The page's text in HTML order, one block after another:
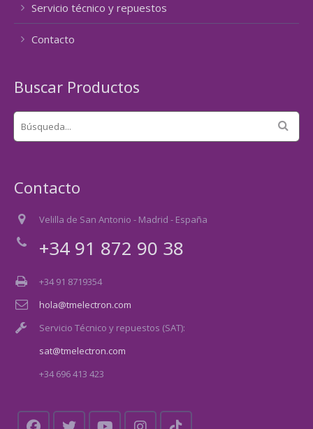
Servicio técnico y repuestos
Contacto
Buscar Productos
Contacto
Velilla de San Antonio - Madrid - España
+34 91 872 90 38
+34 91 8719354
hola@tmelectron.com
Servicio Técnico y repuestos (SAT):
sat@tmelectron.com
+34 696 413 423